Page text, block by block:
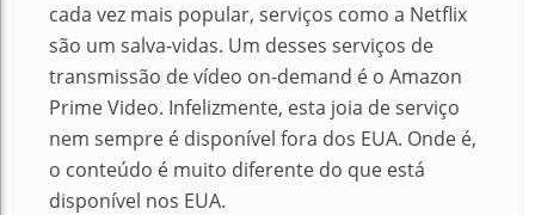
cada vez mais popular, serviços como a Netflix
são um salva-vidas. Um desses serviços de
transmissão de vídeo on-demand é o Amazon
Prime Video. Infelizmente, esta joia de serviço
nem sempre é disponível fora dos EUA. Onde é,
o conteúdo é muito diferente do que está
disponível nos EUA.